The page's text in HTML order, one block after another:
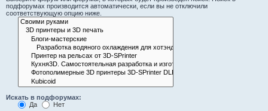
подфорумах производится автоматически, если вы не отключили
соответствующую опцию ниже.
Искать в подфорумах:
Да
Нет